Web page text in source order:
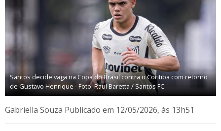
Santos decide vaga na Copa do Brasil contra o Coritiba com retorno
de Gustavo Henrique - Foto: Raul Baretta / Santos FC
Gabriella Souza Publicado em 12/05/2026, às 13h51